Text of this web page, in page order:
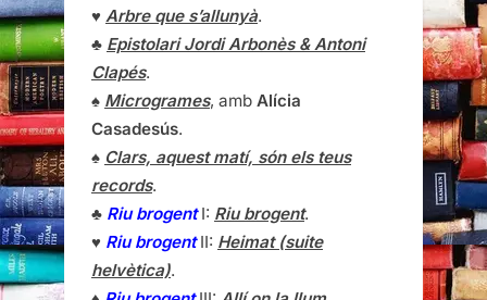
♥ Arbre que s’allunyà.
♣ Epistolari Jordi Arbonès & Antoni
Clapés.
♠ Microgrames, amb Alícia
Casadesús.
♠ Clars, aquest matí, són els teus
records.
♣ Riu brogentI: Riu brogent.
♥ Riu brogentII: Heimat (suite
helvètica).